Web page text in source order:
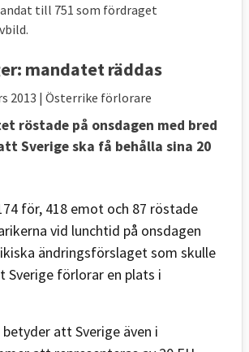
till 751 som fördraget
mandatet räddas
2013 | Österrike förlorare
röstade på onsdagen med bred
Sverige ska få behålla sina 20
för, 418 emot och 87 röstade
vid lunchtid på onsdagen
ändringsförslaget som skulle
Sverige förlorar en plats i
att Sverige även i